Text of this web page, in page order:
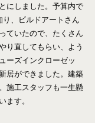
にしました。予算内で
、ビルドアートさん
ていたので、たくさん
り直してもらい、よう
ーズインクローゼッ
居ができました。建築
施工スタッフも一生懸
ます。